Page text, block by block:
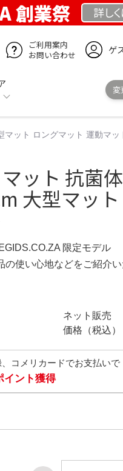
創業祭 詳し
ご利用案内
お問い合わせ
ゲ
変
ット ロングマット 運動マッ
ット 抗菌
大型マット
限定モデル
の使い心地などをご紹介い
ネット販売
価格（税込）
コメリカードでお支払いで
イント獲得